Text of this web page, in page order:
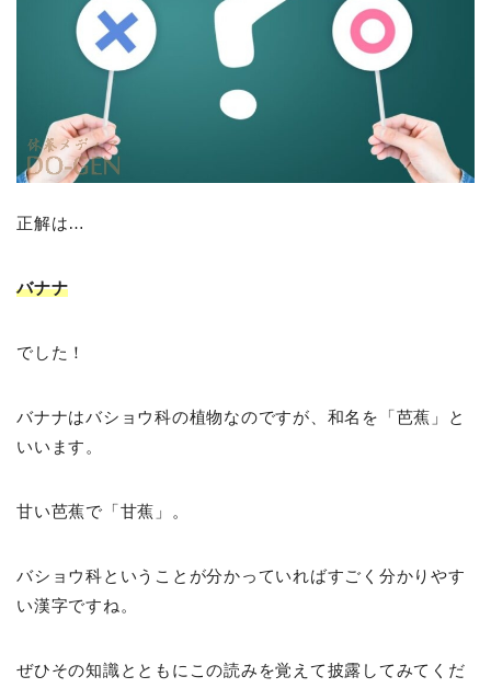
正解は…
バナナ
でした！
バナナはバショウ科の植物なのですが、和名を「芭蕉」と
いいます。
甘い芭蕉で「甘蕉」。
バショウ科ということが分かっていればすごく分かりやす
い漢字ですね。
ぜひその知識とともにこの読みを覚えて披露してみてくだ